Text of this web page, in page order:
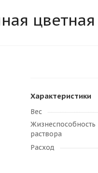
цветная
Характеристики
Вес
Жизнеспособность
раствора
Расход